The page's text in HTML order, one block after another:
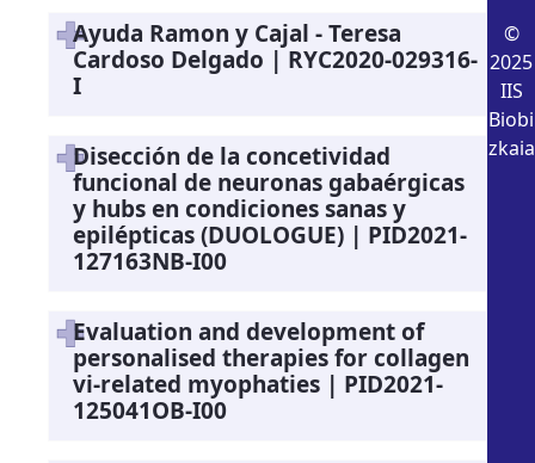
Ayuda Ramon y Cajal - Teresa
Cardoso Delgado | RYC2020-029316-
I
Disección de la concetividad
funcional de neuronas gabaérgicas
y hubs en condiciones sanas y
epilépticas (DUOLOGUE) | PID2021-
127163NB-I00
Evaluation and development of
personalised therapies for collagen
vi-related myophaties | PID2021-
125041OB-I00
©
2025
IIS
Biobi
zkaia